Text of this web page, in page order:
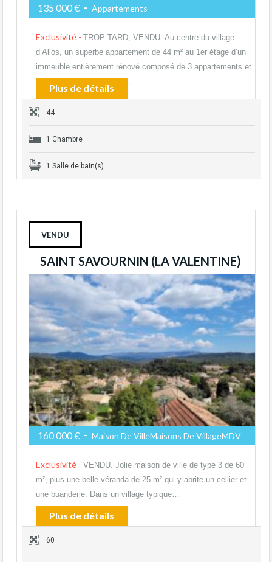
135 000 € - Appartements
Exclusivité - TROP TARD, VENDU. Au centre du village
d’Allos, un superbe appartement de 44 m² au 1er étage d’un
immeuble entièrement rénové composé de 3 appartements et
un cabinet de Géomètre.…
Plus de détails
44
1 Chambre
1 Salle de bain(s)
VENDU
SAINT SAVOURNIN (LA VALENTINE)
160 000 € - Maison De VilleMaisons De VillageMDV
Exclusivité - VENDU. Jolie maison de ville de type 3 de 60
m², plus une belle véranda de 25 m² qui y abrite un cellier et
une buanderie. Dans un village typique…
Plus de détails
60